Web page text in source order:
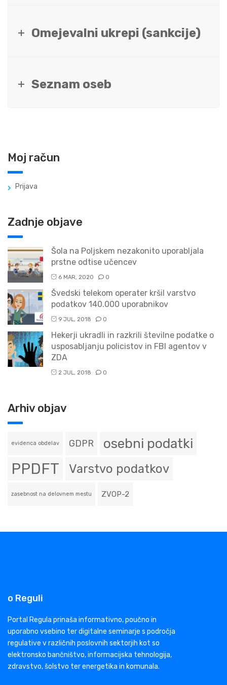
Omejevalni ukrepi (sankcije)
Seznam oseb
Moj račun
Prijava
Zadnje objave
Šola na Poljskem nezakonito uporabljala
prstne odtise učencev
6 MAR, 2020 0
Švedski telekom operater kršil varstvo
podatkov 140.000 uporabnikov
9 JUL, 2018 0
Hekerji ukradli in razkrili številne podatke o
usposabljanju policistov in FBI agentov v
ZDA
2 JUL, 2018 0
Arhiv objav
evidenca obdelav GDPR osebni podatki
PPDFT Varstvo podatkov
zasebnost na delovnem mestu ZVOP-2
o Reguli
Portal Regula prinaša informativno, poučno in
uporabno vsebino ter digitalne seminarje s področja
regulative v različnih poslovnih sektorjih kot so
elektronsko bančništvo, informacijska tehnologija,
zdravstvo, šolstvo ter energetika in komunala.